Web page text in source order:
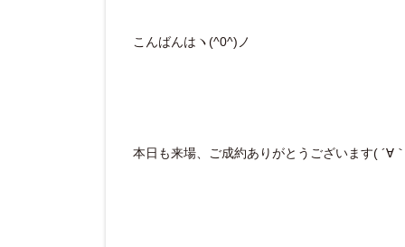
こんばんはヽ(^0^)ノ
本日も来場、ご成約ありがとうございます( ´∀